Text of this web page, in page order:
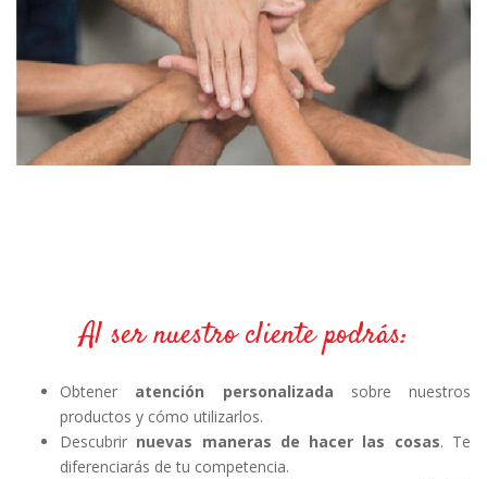
Al ser nuestro cliente podrás:
Obtener atención personalizada sobre nuestros
productos y cómo utilizarlos.
Descubrir nuevas maneras de hacer las cosas. Te
diferenciarás de tu competencia.